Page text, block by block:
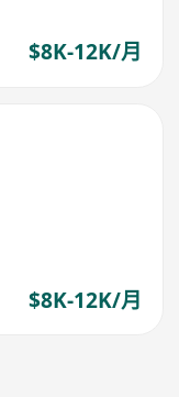
$8K-12K/月
$8K-12K/月